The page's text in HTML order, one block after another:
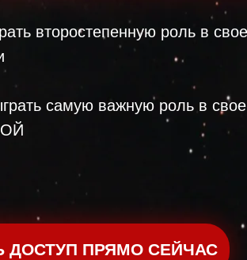
второстепенную роль в
самую важную роль в
ДОСТУП ПРЯМО СЕЙЧАС